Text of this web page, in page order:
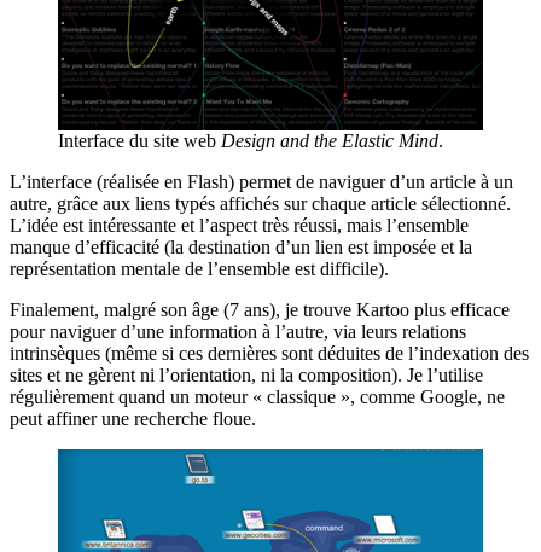
Interface du site web Design and the Elastic Mind.
L’interface (réalisée en Flash) permet de naviguer d’un article à un
autre, grâce aux liens typés affichés sur chaque article sélectionné.
L’idée est intéressante et l’aspect très réussi, mais l’ensemble
manque d’efficacité (la destination d’un lien est imposée et la
représentation mentale de l’ensemble est difficile).
Finalement, malgré son âge (7 ans), je trouve Kartoo plus efficace
pour naviguer d’une information à l’autre, via leurs relations
intrinsèques (même si ces dernières sont déduites de l’indexation des
sites et ne gèrent ni l’orientation, ni la composition). Je l’utilise
régulièrement quand un moteur « classique », comme Google, ne
peut affiner une recherche floue.